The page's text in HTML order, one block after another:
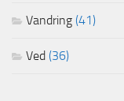
Vandring (41)
Ved (36)